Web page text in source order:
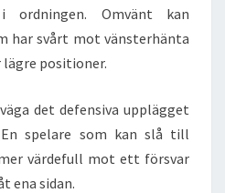
ordningen. Omvänt kan
har svårt mot vänsterhänta
positioner.
det defensiva upplägget
spelare som kan slå till
värdefull mot ett försvar
ena sidan.